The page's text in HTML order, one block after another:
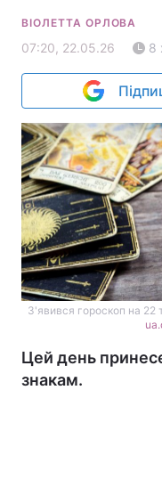
ВІОЛЕТТА ОРЛОВА
07:20, 22.05.26 8
З'явився гороскоп на 22
Цей день
знакам.